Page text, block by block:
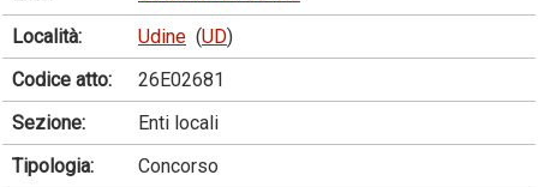
Località:
Udine (UD)
Codice atto:
26E02681
Sezione:
Enti locali
Tipologia:
Concorso